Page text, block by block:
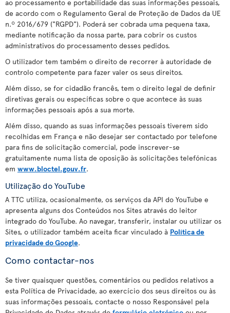
ao processamento e portabilidade das suas informações pessoais,
de acordo com o Regulamento Geral de Proteção de Dados da UE
n.º 2016/679 ("RGPD"). Poderá ser cobrada uma pequena taxa,
mediante notificação da nossa parte, para cobrir os custos
administrativos do processamento desses pedidos.
O utilizador tem também o direito de recorrer à autoridade de
controlo competente para fazer valer os seus direitos.
Além disso, se for cidadão francês, tem o direito legal de definir
diretivas gerais ou específicas sobre o que acontece às suas
informações pessoais após a sua morte.
Além disso, quando as suas informações pessoais tiverem sido
recolhidas em França e não desejar ser contactado por telefone
para fins de solicitação comercial, pode inscrever-se
gratuitamente numa lista de oposição às solicitações telefónicas
em www.bloctel.gouv.fr.
Utilização do YouTube
A TTC utiliza, ocasionalmente, os serviços da API do YouTube e
apresenta alguns dos Conteúdos nos Sites através do leitor
integrado do YouTube. Ao navegar, transferir, instalar ou utilizar os
Sites, o utilizador também aceita ficar vinculado à Política de
privacidade do Google.
Como contactar-nos
Se tiver quaisquer questões, comentários ou pedidos relativos a
esta Política de Privacidade, ao exercício dos seus direitos ou às
suas informações pessoais, contacte o nosso Responsável pela